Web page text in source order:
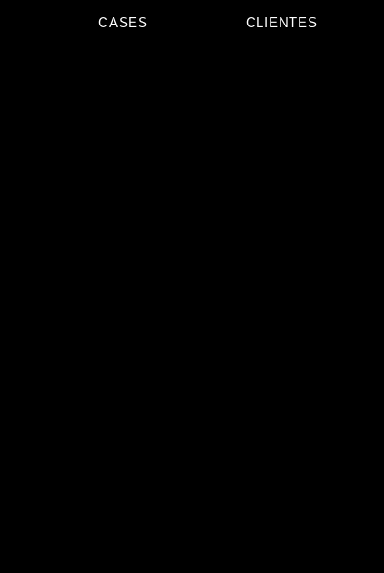
CASES CLIENTES